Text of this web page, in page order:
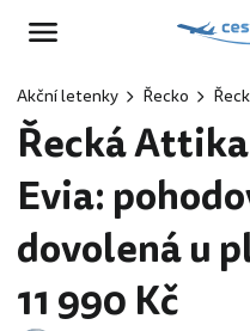
Akční letenky Řecko
Řecká
Evia:
dovolená u
11 990 Kč